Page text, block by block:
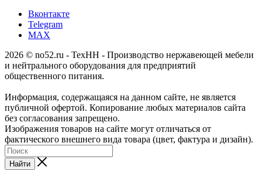
Вконтакте
Telegram
MAX
2026 © no52.ru - ТехНН - Производство нержавеющей мебели
и нейтрального оборудования для предприятий
общественного питания.
Информация, содержащаяся на данном сайте, не является
публичной офертой. Копирование любых материалов сайта
без согласования запрещено.
Изображения товаров на сайте могут отличаться от
фактического внешнего вида товара (цвет, фактура и дизайн).
Найти